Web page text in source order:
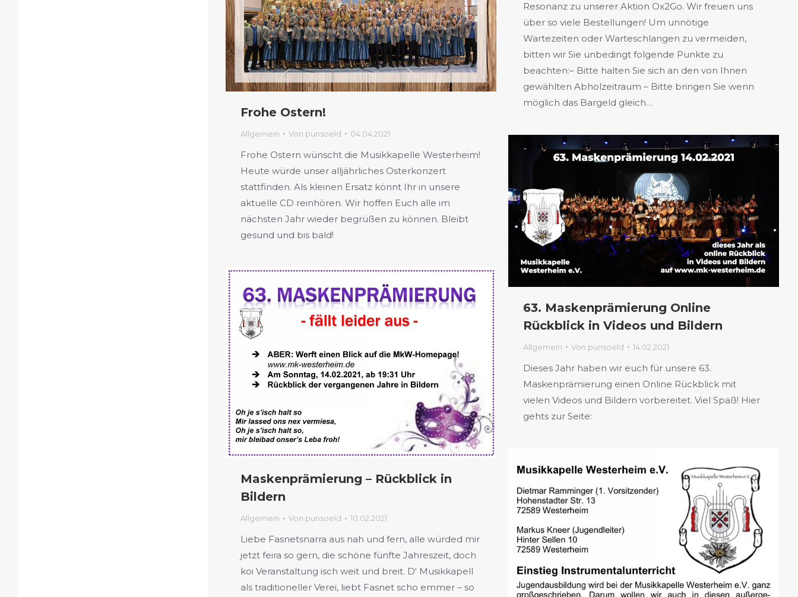
Resonanz zu unserer Aktion Ox2Go. Wir freuen uns
über so viele Bestellungen! Um unnötige
Wartezeiten oder Warteschlangen zu vermeiden,
bitten wir Sie unbedingt folgende Punkte zu
beachten:– Bitte halten Sie sich an den von Ihnen
gewählten Abholzeitraum – Bitte bringen Sie wenn
möglich das Bargeld gleich…
Frohe Ostern!
Allgemein Von punsoeld 04.04.2021
Frohe Ostern wünscht die Musikkapelle Westerheim!
Heute würde unser alljährliches Osterkonzert
stattfinden. Als kleinen Ersatz könnt Ihr in unsere
aktuelle CD reinhören. Wir hoffen Euch alle im
nächsten Jahr wieder begrüßen zu können. Bleibt
gesund und bis bald!
63. Maskenprämierung Online
Rückblick in Videos und Bildern
Allgemein Von punsoeld 14.02.2021
Dieses Jahr haben wir euch für unsere 63.
Maskenprämierung einen Online Rückblick mit
vielen Videos und Bildern vorbereitet. Viel Spaß! Hier
gehts zur Seite:
Maskenprämierung – Rückblick in
Bildern
Allgemein Von punsoeld 10.02.2021
Liebe Fasnetsnarra aus nah und fern, alle würded mir
jetzt feira so gern, die schöne fünfte Jahreszeit, doch
koi Veranstaltung isch weit und breit. D‘ Musikkapell
als traditioneller Verei, liebt Fasnet scho emmer – so